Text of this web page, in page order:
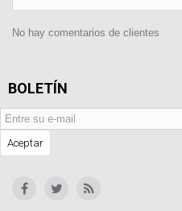
No hay comentarios de clientes
BOLETÍN
Aceptar